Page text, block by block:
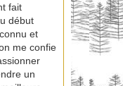
fait
début
et
me confie
un